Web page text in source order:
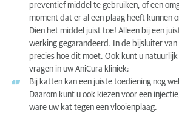
preventief middel te gebruiken, of een
moment dat er al een plaag heeft kunnen
Dien het middel juist toe! Alleen bij een
werking gegarandeerd. In de bijsluiter
precies hoe dit moet. Ook kunt u
vragen in uw AniCura kliniek;
Bij katten kan een juiste toediening nog
Daarom kunt u ook kiezen voor een
ware uw kat tegen een vlooienplaag.